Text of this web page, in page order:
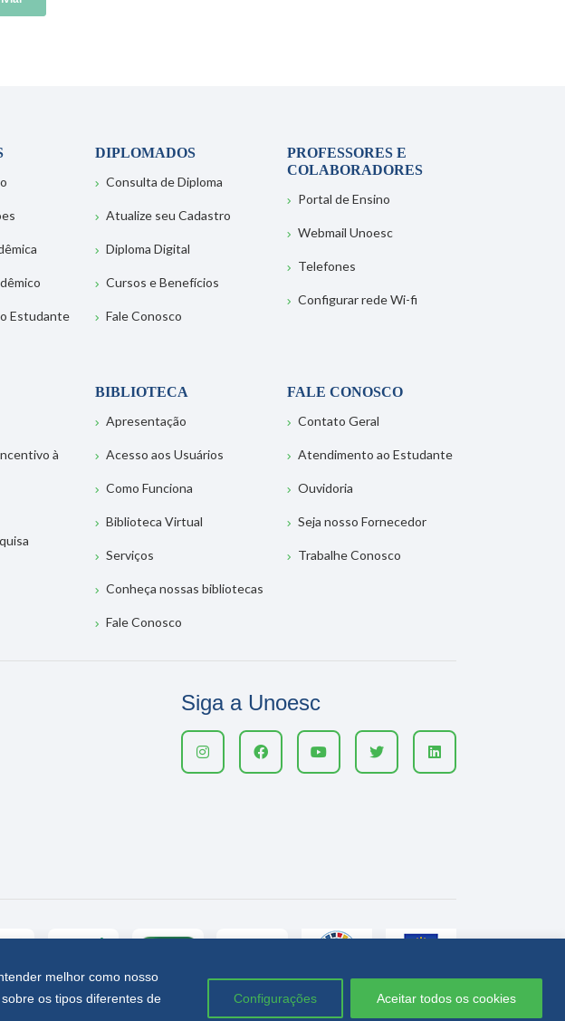
melhor como nosso
os tipos diferentes de
Configurações Aceitar todos os cookies
Estudante
DIPLOMADOS
Consulta de Diploma
Atualize seu Cadastro
Diploma Digital
Cursos e Benefícios
Fale Conosco
PROFESSORES E
COLABORADORES
Portal de Ensino
Webmail Unoesc
Telefones
Configurar rede Wi-fi
à
BIBLIOTECA
Apresentação
Acesso aos Usuários
Como Funciona
Biblioteca Virtual
Serviços
Conheça nossas bibliotecas
Fale Conosco
FALE CONOSCO
Contato Geral
Atendimento ao Estudante
Ouvidoria
Seja nosso Fornecedor
Trabalhe Conosco
Siga a Unoesc
Política de privacidade